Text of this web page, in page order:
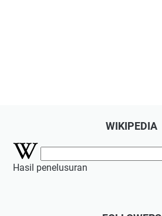
WIKIPEDIA
Hasil penelusuran